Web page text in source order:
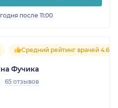
после 11:00
Средний рейтинг врачей 4.6
Фучика
65 отзывов